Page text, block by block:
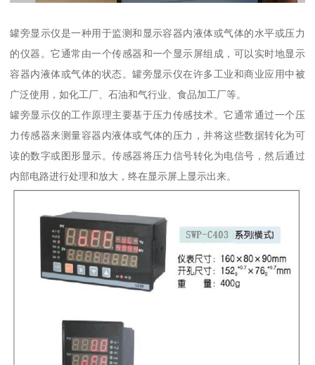
罐旁显示仪是一种用于监测和显示容器内液体或气体的水平或压力
的仪器。它通常由一个传感器和一个显示屏组成，可以实时地显示
容器内液体或气体的状态。罐旁显示仪在许多工业和商业应用中被
广泛使用，如化工厂、石油和气行业、食品加工厂等。
罐旁显示仪的工作原理主要基于压力传感技术。它通常通过一个压
力传感器来测量容器内液体或气体的压力，并将这些数据转化为可
读的数字或图形显示。传感器将压力信号转化为电信号，然后通过
内部电路进行处理和放大，终在显示屏上显示出来。